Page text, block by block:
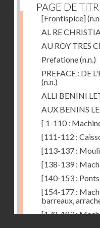
PAGE DE
[Frontispice]
AL RE
AU ROY TRES
Prefatione(n.n.)
PREFACE : DE
(n.n.)
ALLI BENINI
AUX BENINS
[ 1-110 :
[111-112 :
[113-137 :
[138-139 :
[140-153 :
[154-177 :
barreaux,
[178-183 :